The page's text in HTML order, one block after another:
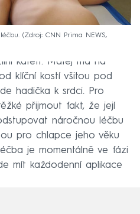
Zdroj: CNN Prima NEWS,
katetr. Matěj má na
klíční kostí všitou pod
hadička k srdci. Pro
přijmout fakt, že její
náročnou léčbu
pro chlapce jeho věku
je momentálně ve fázi
mít každodenní aplikace